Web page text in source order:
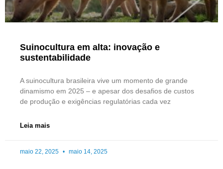
Suinocultura em alta: inovação e
sustentabilidade
A suinocultura brasileira vive um momento de grande
dinamismo em 2025 – e apesar dos desafios de custos
de produção e exigências regulatórias cada vez
Leia mais
maio 22, 2025 maio 14, 2025